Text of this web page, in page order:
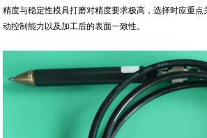
精度与稳定性模具打磨对精度要求极高，选择时应重点
动控制能力以及加工后的表面一致性。